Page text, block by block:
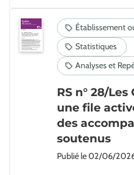
RS n° 28/
une file
des
soutenus
Publié le02/06/